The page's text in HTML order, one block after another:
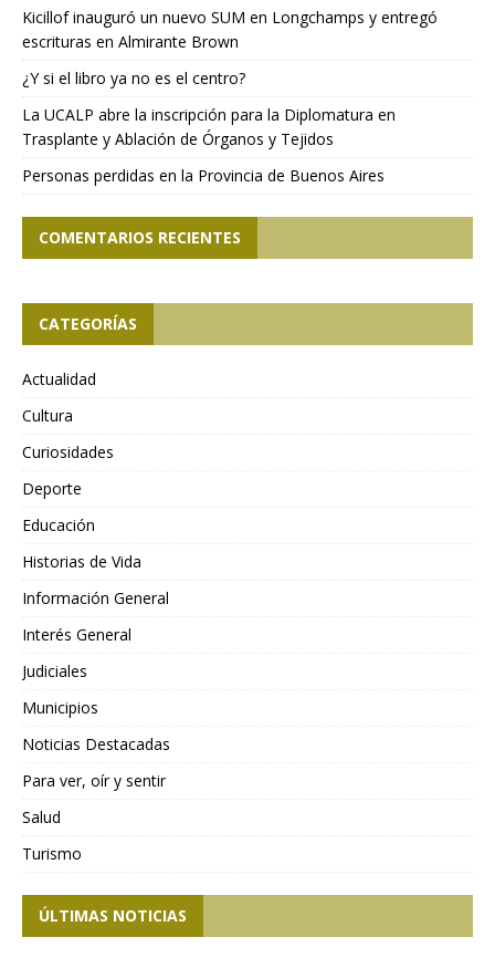
Kicillof inauguró un nuevo SUM en Longchamps y entregó
escrituras en Almirante Brown
¿Y si el libro ya no es el centro?
La UCALP abre la inscripción para la Diplomatura en
Trasplante y Ablación de Órganos y Tejidos
Personas perdidas en la Provincia de Buenos Aires
COMENTARIOS RECIENTES
CATEGORÍAS
Actualidad
Cultura
Curiosidades
Deporte
Educación
Historias de Vida
Información General
Interés General
Judiciales
Municipios
Noticias Destacadas
Para ver, oír y sentir
Salud
Turismo
ÚLTIMAS NOTICIAS